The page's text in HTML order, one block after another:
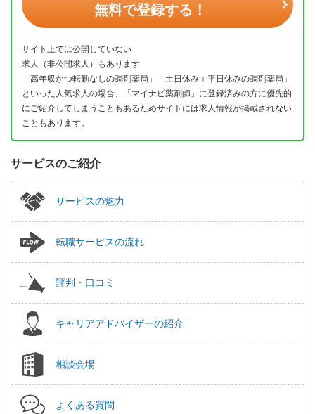
無料で登録する！
サイト上では公開していない
求人（非公開求人）もあります
「高年収かつ転勤なしの調剤薬局」「土日休み＋平日休みの調剤薬局」
といった人気求人の場合、「マイナビ薬剤師」に登録済みの方に優先的
にご紹介してしまうこともあるためサイトには求人情報が掲載されない
こともあります。
サービスのご紹介
サービスの魅力
転職サービスの流れ
評判・口コミ
キャリアアドバイザーの紹介
相談会場
よくある質問